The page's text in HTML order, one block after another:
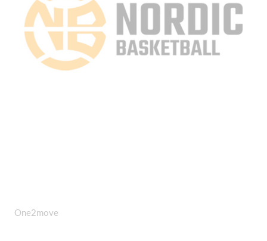
One2move